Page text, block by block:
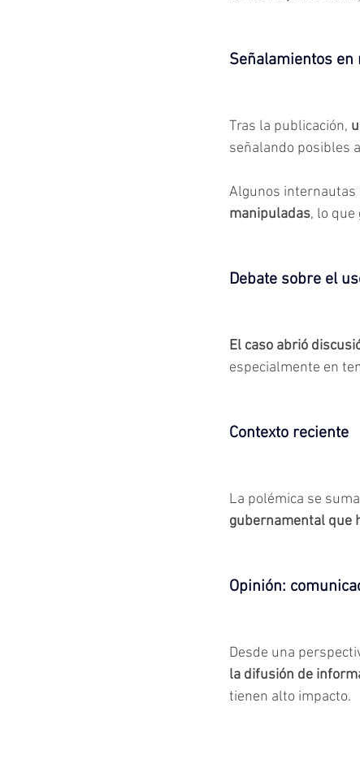
Señalamientos en
Tras la publicación,
señalando posibles
Algunos internautas
manipuladas, lo
Debate sobre el
El caso abrió
especialmente en
Contexto reciente
La polémica se
gubernamental que
Opinión:
Desde una
la difusión de
tienen alto impacto.